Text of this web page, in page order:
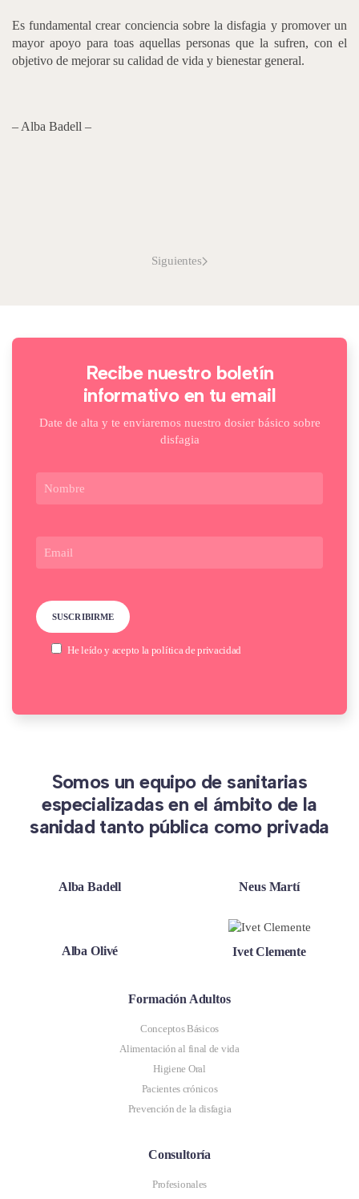
Es fundamental crear conciencia sobre la disfagia y promover un
mayor apoyo para toas aquellas personas que la sufren, con el
objetivo de mejorar su calidad de vida y bienestar general.
– Alba Badell –
Siguientes
Recibe nuestro boletín
informativo en tu email
Date de alta y te enviaremos nuestro dosier básico sobre
disfagia
He leído y acepto la política de privacidad
Somos un equipo de sanitarias
especializadas en el ámbito de la
sanidad tanto pública como privada
Alba Badell Neus Martí
Alba Olivé Ivet Clemente
Formación Adultos
Conceptos Básicos
Alimentación al final de vida
Higiene Oral
Pacientes crónicos
Prevención de la disfagia
Consultoría
Profesionales